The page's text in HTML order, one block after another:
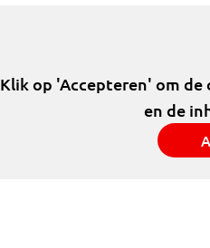
Klik op 'Accepteren' om de
en de